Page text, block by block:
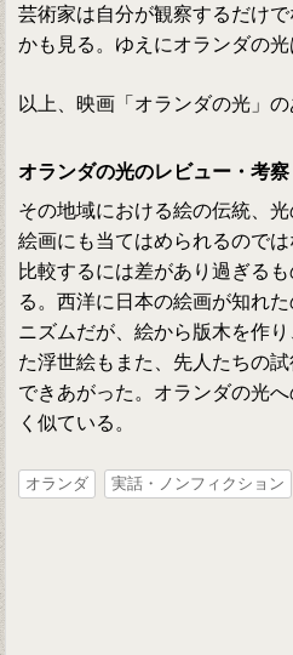
芸術家は自分が観察するだけ
かも見る。ゆえにオランダの光
以上、映画「オランダの光」
オランダの光のレビュー・考
その地域における絵の伝統、
絵画にも当てはめられるので
比較するには差があり過ぎる
る。西洋に日本の絵画が知れ
ニズムだが、絵から版木を作
た浮世絵もまた、先人たちの
できあがった。オランダの光
く似ている。
オランダ 実話・ノンフィクション